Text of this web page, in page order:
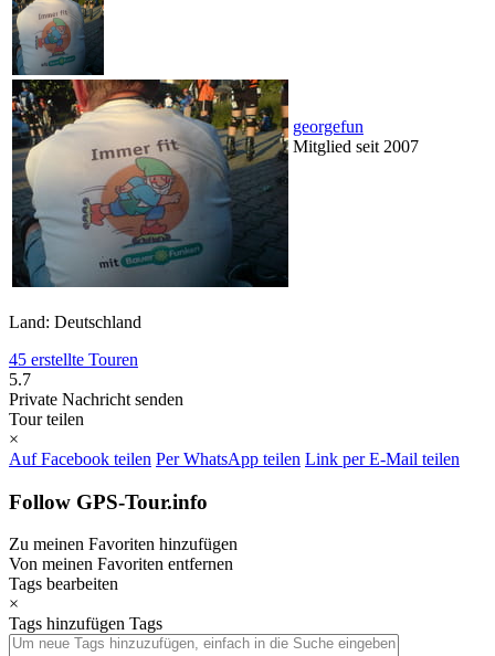
georgefun
Mitglied seit 2007
Land: Deutschland
45 erstellte Touren
5.7
Private Nachricht senden
Tour teilen
×
Auf Facebook teilen Per WhatsApp teilen Link per E-Mail teilen
Follow GPS-Tour.info
Zu meinen Favoriten hinzufügen
Von meinen Favoriten entfernen
Tags bearbeiten
×
Tags hinzufügen Tags